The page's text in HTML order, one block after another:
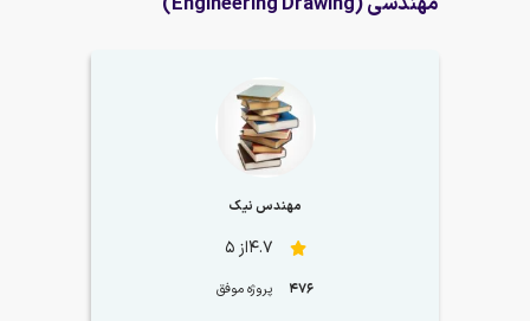
مهندس نیک
4.7از 5
476 پروژه موفق